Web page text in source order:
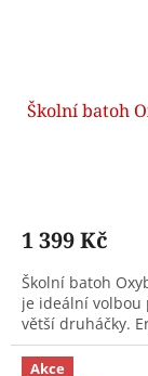
Školní batoh
1 399 Kč
Školní batoh
je ideální volbou
větší druháčky.
Akce